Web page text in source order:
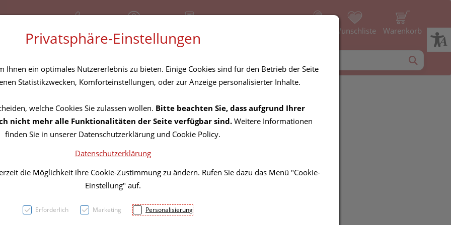
+43 (01) 3683167 Geschlossen Wunschliste Warenkorb
Bioderma Nodè
16,29 EUR
Privatsphäre-Einstellungen
Ihnen ein optimales Nutzererlebnis zu bieten. Einige Cookies sind für den Betrieb der Seite
Statistikzwecken, Komforteinstellungen, oder zur Anzeige personalisierter Inhalte.
welche Cookies Sie zulassen wollen. Bitte beachten Sie, dass aufgrund Ihrer
nicht mehr alle Funktionalitäten der Seite verfügbar sind. Weitere Informationen
finden Sie in unserer Datenschutzerklärung und Cookie Policy.
Datenschutzerklärung
die Möglichkeit ihre Cookie-Zustimmung zu ändern. Rufen Sie dazu das Menü "Cookie-
Einstellung" auf.
Erforderlich Marketing Personalisierung